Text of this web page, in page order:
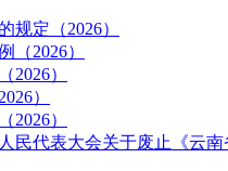
规定（2026）
（2026）
2026）
）
2026）
民代表大会关于废止《云